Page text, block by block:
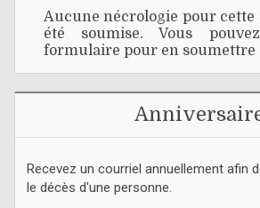
Aucune nécrologie pour cette
été soumise. Vous
formulaire pour en soumettre
Recevez un courriel annuellement afin
le décès d'une personne.